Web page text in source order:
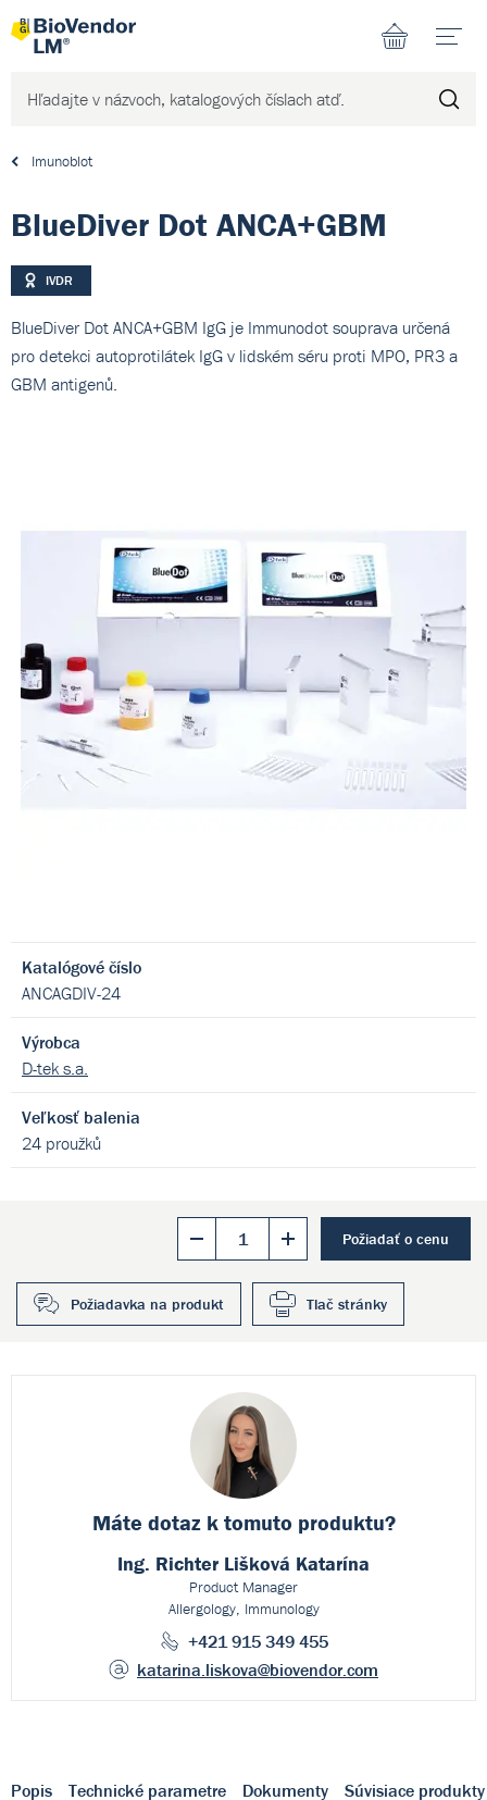
Imunoblot
BlueDiver Dot ANCA+GBM
IVDR
BlueDiver Dot ANCA+GBM IgG je Immunodot souprava určená
pro detekci autoprotilátek IgG v lidském séru proti MPO, PR3 a
GBM antigenů.
Katalógové číslo
ANCAGDIV-24
Výrobca
D-tek s.a.
Veľkosť balenia
24 proužků
Požiadať o cenu
Požiadavka na produkt Tlač stránky
Máte dotaz k tomuto produktu?
Ing. Richter Lišková Katarína
Product Manager
Allergology, Immunology
+421 915 349 455
katarina.liskova@biovendor.com
Popis Technické parametre Dokumenty Súvisiace produkty